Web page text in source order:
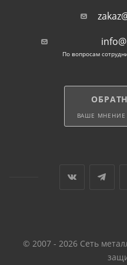
Для каркасов,
применяют стальную
проволоку.
проявления ржавчины
По вопросам
ВАШЕ
© 2007 - 2026 Сеть